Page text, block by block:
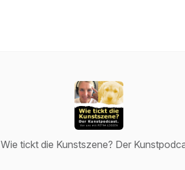
Wie tickt die Kunstszene? Der